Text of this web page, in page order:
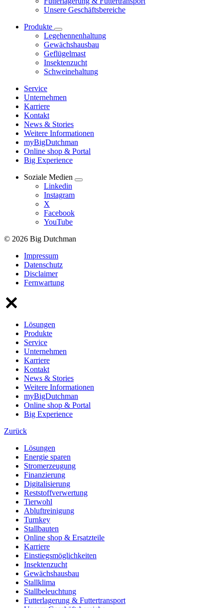
Unsere Geschäftsbereiche
Produkte
Legehennenhaltung
Gewächshausbau
Geflügelmast
Insektenzucht
Schweinehaltung
Service
Unternehmen
Karriere
Kontakt
News & Stories
Weitere Informationen
myBigDutchman
Online shop & Portal
Big Experience
Soziale Medien
Linkedin
Instagram
X
Facebook
YouTube
© 2026 Big Dutchman
Impressum
Datenschutz
Disclaimer
Fernwartung
Lösungen
Produkte
Service
Unternehmen
Karriere
Kontakt
News & Stories
Weitere Informationen
myBigDutchman
Online shop & Portal
Big Experience
Zurück
Lösungen
Energie sparen
Stromerzeugung
Finanzierung
Digitalisierung
Reststoffverwertung
Tierwohl
Abluftreinigung
Turnkey
Stallbauten
Online shop & Ersatzteile
Karriere
Einstiegsmöglichkeiten
Insektenzucht
Gewächshausbau
Stallklima
Stallbeleuchtung
Futterlagerung & Futtertransport